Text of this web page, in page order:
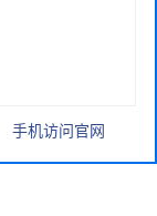
工、化
手机访问官网